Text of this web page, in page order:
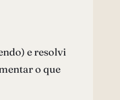
e resolvi
o que